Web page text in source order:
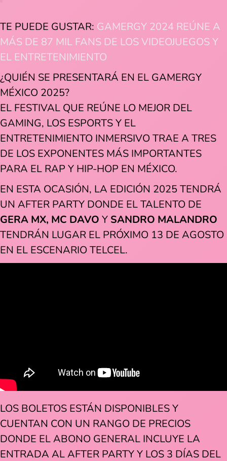
TE PUEDE GUSTAR: GAMERGY 2024 REÚNE A
MÁS DE 87 MIL FANS DE LOS VIDEOJUEGOS Y
EL ENTRETENIMIENTO
¿QUIÉN SE PRESENTARÁ EN EL GAMERGY
MÉXICO 2025?
EL FESTIVAL QUE REÚNE LO MEJOR DEL
GAMING, LOS ESPORTS Y EL
ENTRETENIMIENTO INMERSIVO TRAE A TRES
DE LOS EXPONENTES MÁS IMPORTANTES
PARA EL RAP Y HIP-HOP EN MÉXICO.
EN ESTA OCASIÓN, LA EDICIÓN 2025 TENDRÁ
UN AFTER PARTY DONDE EL TALENTO DE
GERA MX, MC DAVO Y SANDRO MALANDRO
TENDRÁN LUGAR EL PRÓXIMO 13 DE AGOSTO
EN EL ESCENARIO TELCEL.
LOS BOLETOS ESTÁN DISPONIBLES Y
CUENTAN CON UN RANGO DE PRECIOS
DONDE EL ABONO GENERAL INCLUYE LA
ENTRADA AL AFTER PARTY Y LOS 3 DÍAS DEL